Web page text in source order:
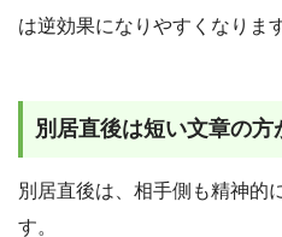
は逆効果になりやすくなります
別居直後は短い文章の
別居直後は、相手側も精神的
す。